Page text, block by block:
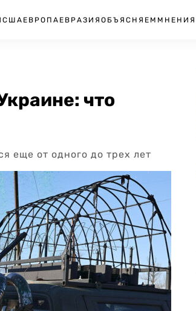
США ЕВРОПА ЕВРАЗИЯ ОБЪЯСНЯЕМ МНЕНИЯ
что
еще от одного до трех лет